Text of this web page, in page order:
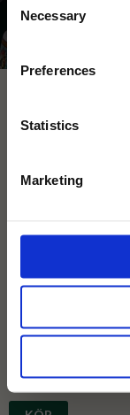
Selection
Necessary
Preferences
Statistics
Marketing
Afternoon Tea Kit
Ge någon en testund i
klassiker!
Få 10% rabatt
* Rabatten gäller